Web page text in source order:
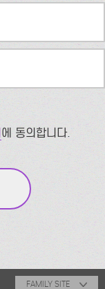
에 동의합니다.
FAMILY SITE